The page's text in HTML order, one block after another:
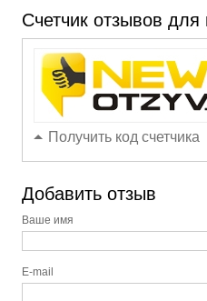
Счетчик отзывов для
Получить код счетчика
Добавить отзыв
Ваше имя
E-mail